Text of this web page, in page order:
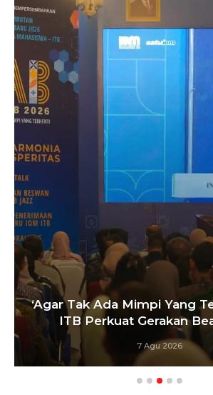
‘Agar Tak Ada Mimpi Yang
ITB Perkuat Gerakan
7 Agu 2026